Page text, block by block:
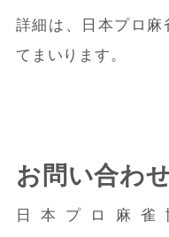
詳細は、日本プロ麻
てまいります。
お問い合わ
日本プロ麻